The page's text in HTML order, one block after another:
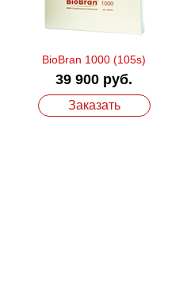
BioBran 1000 (105s)
39 900 руб.
Заказать